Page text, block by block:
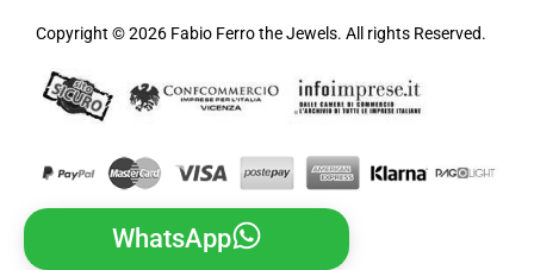
Copyright © 2026 Fabio Ferro the Jewels. All rights Reserved.
WhatsApp